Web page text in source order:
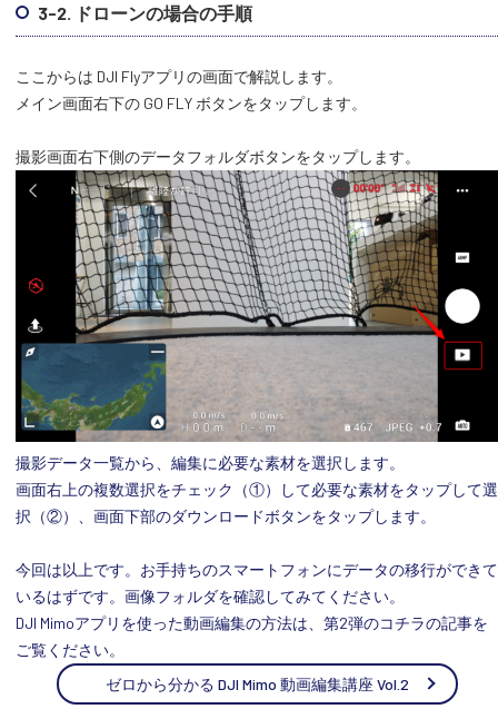
3-2. ドローンの場合の手順
ここからは DJI Flyアプリの画面で解説します。
メイン画面右下の GO FLY ボタンをタップします。
撮影画面右下側のデータフォルダボタンをタップします。
撮影データ一覧から、編集に必要な素材を選択します。
画面右上の複数選択をチェック（①）して必要な素材をタップして選
択（②）、画面下部のダウンロードボタンをタップします。
今回は以上です。お手持ちのスマートフォンにデータの移行ができて
いるはずです。画像フォルダを確認してみてください。
DJI Mimoアプリを使った動画編集の方法は、第2弾のコチラの記事を
ご覧ください。
ゼロから分かる DJI Mimo 動画編集講座 Vol.2